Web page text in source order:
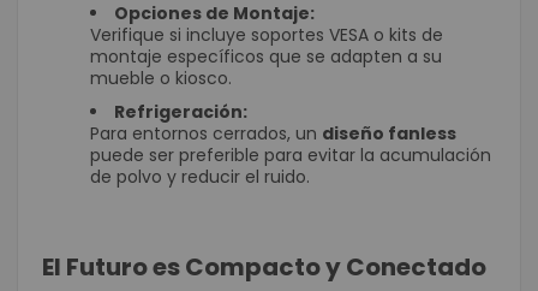
Opciones de Montaje:
Verifique si incluye soportes VESA o kits de
montaje específicos que se adapten a su
mueble o kiosco.
Refrigeración:
Para entornos cerrados, un diseño fanless
puede ser preferible para evitar la acumulación
de polvo y reducir el ruido.
El Futuro es Compacto y Conectado